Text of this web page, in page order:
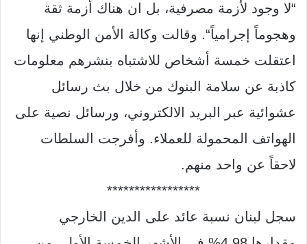
“لا وجود لأزمة مصرفية، بل ان هناك أزمة ثقة
وهجوماً إجرامياً“. وقالت وكالة الأمن الوطني إنها
اعتقلت خمسة أشخاص للاشتباه بنشرهم معلومات
كاذبة عن سلامة البنوك من خلال بث رسائل
عشوائية عبر البريد الالكتروني، ورسائل نصية على
الهواتف المحمولة للعملاء. وأفرجت السلطات
لاحقاً عن واحد منهم.
*****************
سجل لبنان نسبة عائد على الدين الخارجي